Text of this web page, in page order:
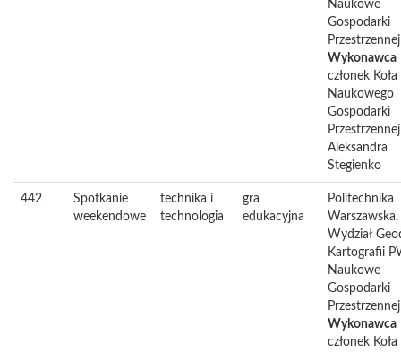
Naukowe
Gospodarki
Przestrzennej
Wykonawca
członek Koła
Naukowego
Gospodarki
Przestrzennej
Aleksandra
Stegienko
442
Spotkanie
weekendowe
technika i
technologia
gra
edukacyjna
Politechnika
Warszawska,
Wydział
Kartografii
Naukowe
Gospodarki
Przestrzennej
Wykonawca
członek Koła